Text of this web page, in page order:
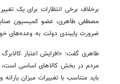
برخلاف برخی انتظارات برای یک
مصطفی طاهری، عضو کمیسیون
ضرورت پایبندی دولت به وعده‌های
طاهری گفت: «افزایش اعتبار
مردم در بخش کالاهای اساسی است،
باید متناسب با تغییرات میزان یارانه